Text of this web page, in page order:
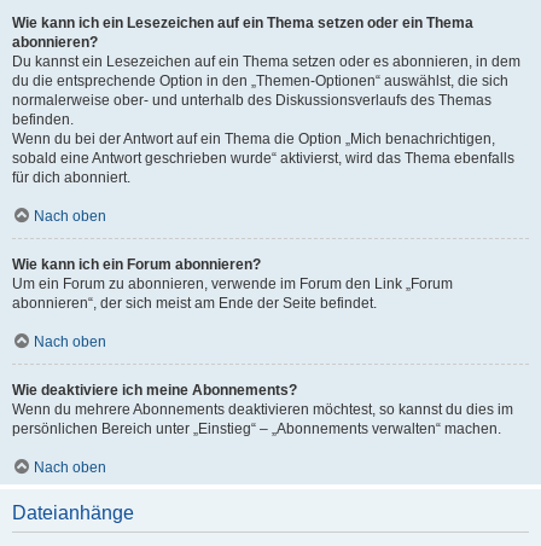
Wie kann ich ein Lesezeichen auf ein Thema setzen oder ein Thema
abonnieren?
Du kannst ein Lesezeichen auf ein Thema setzen oder es abonnieren, in dem
du die entsprechende Option in den „Themen-Optionen“ auswählst, die sich
normalerweise ober- und unterhalb des Diskussionsverlaufs des Themas
befinden.
Wenn du bei der Antwort auf ein Thema die Option „Mich benachrichtigen,
sobald eine Antwort geschrieben wurde“ aktivierst, wird das Thema ebenfalls
für dich abonniert.
Nach oben
Wie kann ich ein Forum abonnieren?
Um ein Forum zu abonnieren, verwende im Forum den Link „Forum
abonnieren“, der sich meist am Ende der Seite befindet.
Nach oben
Wie deaktiviere ich meine Abonnements?
Wenn du mehrere Abonnements deaktivieren möchtest, so kannst du dies im
persönlichen Bereich unter „Einstieg“ – „Abonnements verwalten“ machen.
Nach oben
Dateianhänge